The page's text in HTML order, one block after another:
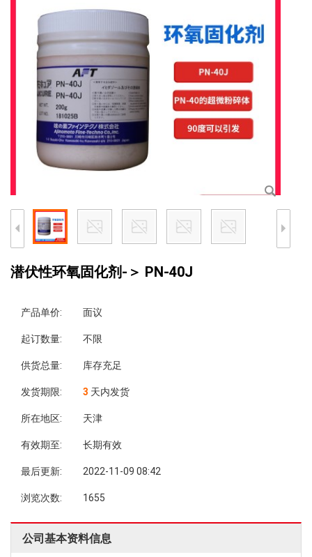
潜伏性环氧固化剂-＞ PN-40J
产品单价: 面议
起订数量: 不限
供货总量: 库存充足
发货期限: 3 天内发货
所在地区: 天津
有效期至: 长期有效
最后更新: 2022-11-09 08:42
浏览次数: 1655
公司基本资料信息